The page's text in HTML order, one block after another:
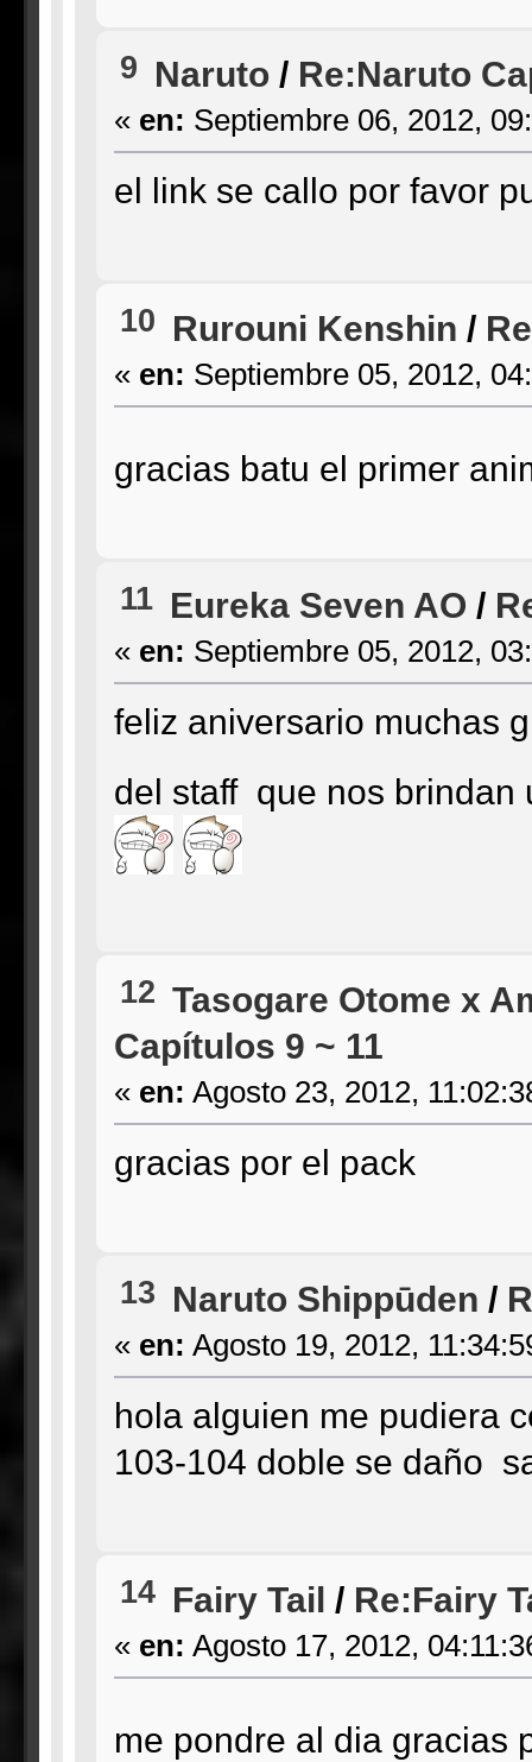
9 Naruto/ Re:Naruto
« en: Septiembre 06, 2012,
el link se callo por favor
10 Rurouni Kenshin /
« en: Septiembre 05, 2012,
gracias batu el primer
11 Eureka Seven AO /
« en: Septiembre 05, 2012,
feliz aniversario muchas
del staff que nos
12 Tasogare Otome x
Capítulos 9 ~ 11
« en: Agosto 23, 2012,
gracias por el pack
13 Naruto Shippūden /
« en: Agosto 19, 2012,
hola alguien me pudiera
103-104 doble se daño
14 Fairy Tail / Re:Fairy
« en: Agosto 17, 2012,
me pondre al dia